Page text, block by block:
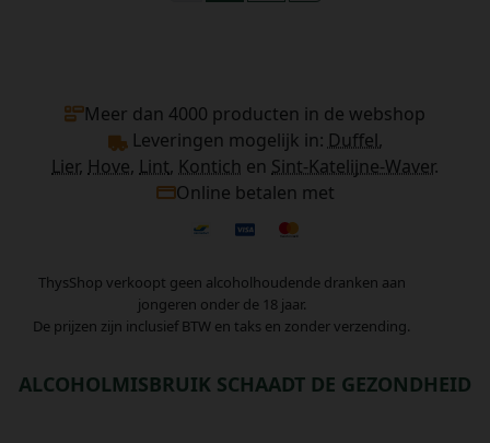
Meer dan 4000 producten in de webshop
Leveringen mogelijk in: Duffel,
Lier, Hove, Lint, Kontich en Sint-Katelijne-Waver.
Online betalen met
ThysShop verkoopt geen alcoholhoudende dranken aan
jongeren onder de 18 jaar.
De prijzen zijn inclusief BTW en taks en zonder verzending.
ALCOHOLMISBRUIK SCHAADT DE GEZONDHEID